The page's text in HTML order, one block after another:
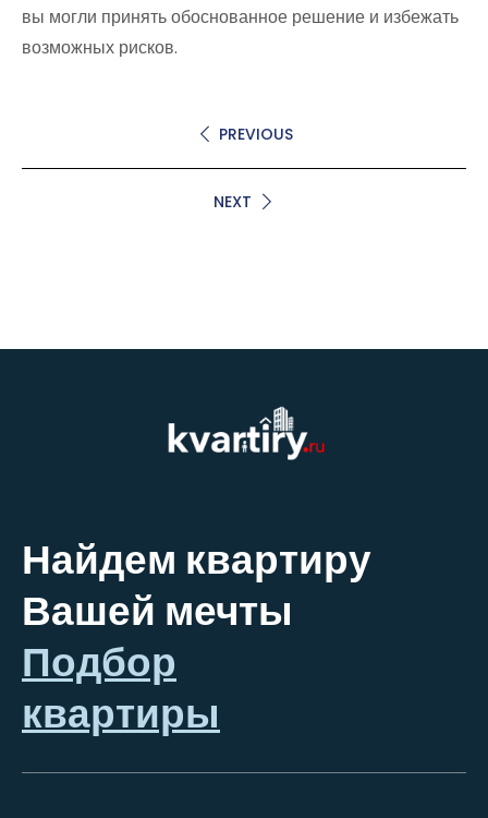
вы могли принять обоснованное решение и избежать
возможных рисков.
PREVIOUS
NEXT
Найдем квартиру
Вашей мечты
Подбор
квартиры